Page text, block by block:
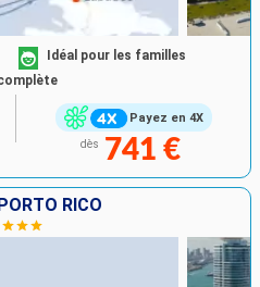
Payez en 4X
Idéal pour les familles
dès 741 €
RICO